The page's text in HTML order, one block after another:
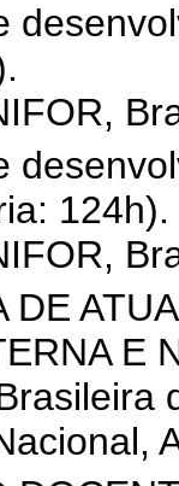
124h).
DE
E